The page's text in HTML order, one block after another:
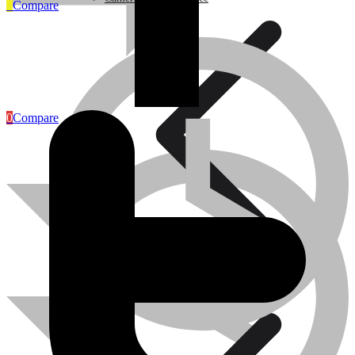
Caméra de surveillance
Articles Industriels
0Compare
Compare